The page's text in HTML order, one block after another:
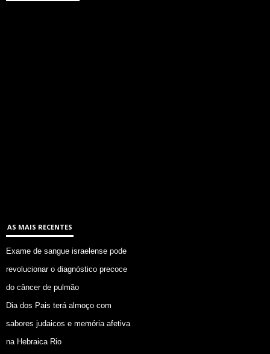
AS MAIS RECENTES
Exame de sangue israelense pode
revolucionar o diagnóstico precoce
do câncer de pulmão
Dia dos Pais terá almoço com
sabores judaicos e memória afetiva
na Hebraica Rio